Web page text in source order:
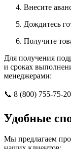
Внесите
Дождитесь
Получите
Для получения
и сроках
менеджерами:
📞 8 (800) 755-75-
Удобные
Мы предлагаем